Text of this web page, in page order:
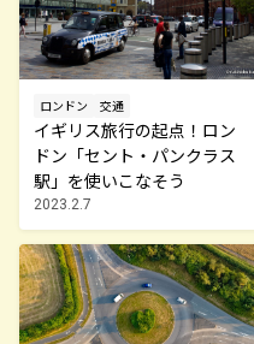
ロンドン 交通
イギリス旅行の起点！ロン
ドン「セント・パンクラス
駅」を使いこなそう
2023.2.7